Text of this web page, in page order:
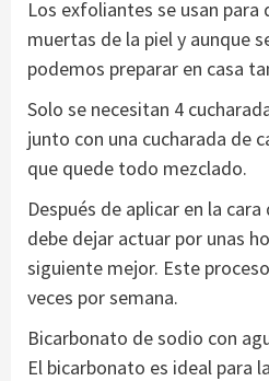
Los exfoliantes se usan para
muertas de la piel y aunque
podemos preparar en casa
Solo se necesitan 4
junto con una cucharada de
que quede todo mezclado.
Después de aplicar en la
debe dejar actuar por unas
siguiente mejor. Este
veces por semana.
Bicarbonato de sodio con
El bicarbonato es ideal para